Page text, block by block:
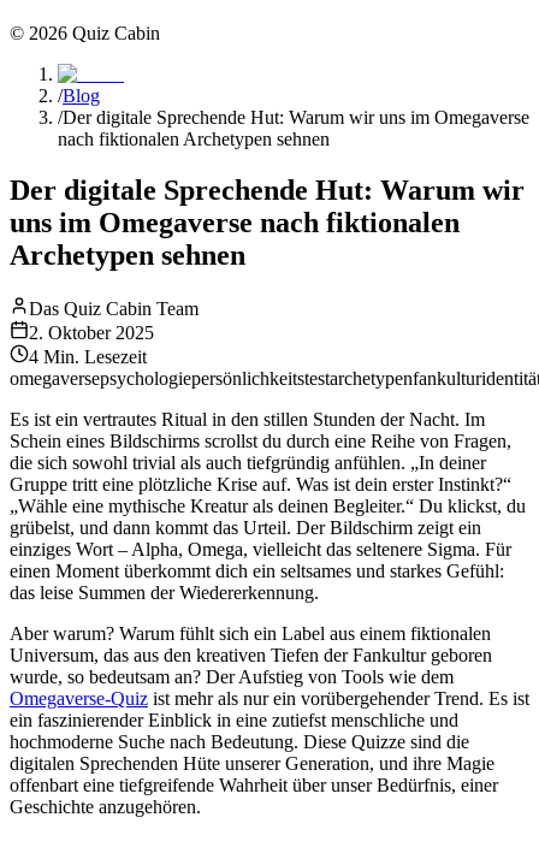
© 2026 Quiz Cabin
/Blog
/Der digitale Sprechende Hut: Warum wir uns im Omegaverse
nach fiktionalen Archetypen sehnen
Der digitale Sprechende Hut: Warum wir
uns im Omegaverse nach fiktionalen
Archetypen sehnen
Das Quiz Cabin Team
2. Oktober 2025
4 Min. Lesezeit
omegaversepsychologiepersönlichkeitstestarchetypenfankultur
Es ist ein vertrautes Ritual in den stillen Stunden der Nacht. Im
Schein eines Bildschirms scrollst du durch eine Reihe von Fragen,
die sich sowohl trivial als auch tiefgründig anfühlen. „In deiner
Gruppe tritt eine plötzliche Krise auf. Was ist dein erster Instinkt?“
„Wähle eine mythische Kreatur als deinen Begleiter.“ Du klickst, du
grübelst, und dann kommt das Urteil. Der Bildschirm zeigt ein
einziges Wort – Alpha, Omega, vielleicht das seltenere Sigma. Für
einen Moment überkommt dich ein seltsames und starkes Gefühl:
das leise Summen der Wiedererkennung.
Aber warum? Warum fühlt sich ein Label aus einem fiktionalen
Universum, das aus den kreativen Tiefen der Fankultur geboren
wurde, so bedeutsam an? Der Aufstieg von Tools wie dem
Omegaverse-Quiz ist mehr als nur ein vorübergehender Trend. Es ist
ein faszinierender Einblick in eine zutiefst menschliche und
hochmoderne Suche nach Bedeutung. Diese Quizze sind die
digitalen Sprechenden Hüte unserer Generation, und ihre Magie
offenbart eine tiefgreifende Wahrheit über unser Bedürfnis, einer
Geschichte anzugehören.